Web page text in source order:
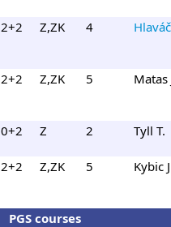
2+2 Z,ZK 4
2+2 Z,ZK 5 Matas
0+2 Z 2 Tyll T.
2+2 Z,ZK 5 Kybic
PGS courses